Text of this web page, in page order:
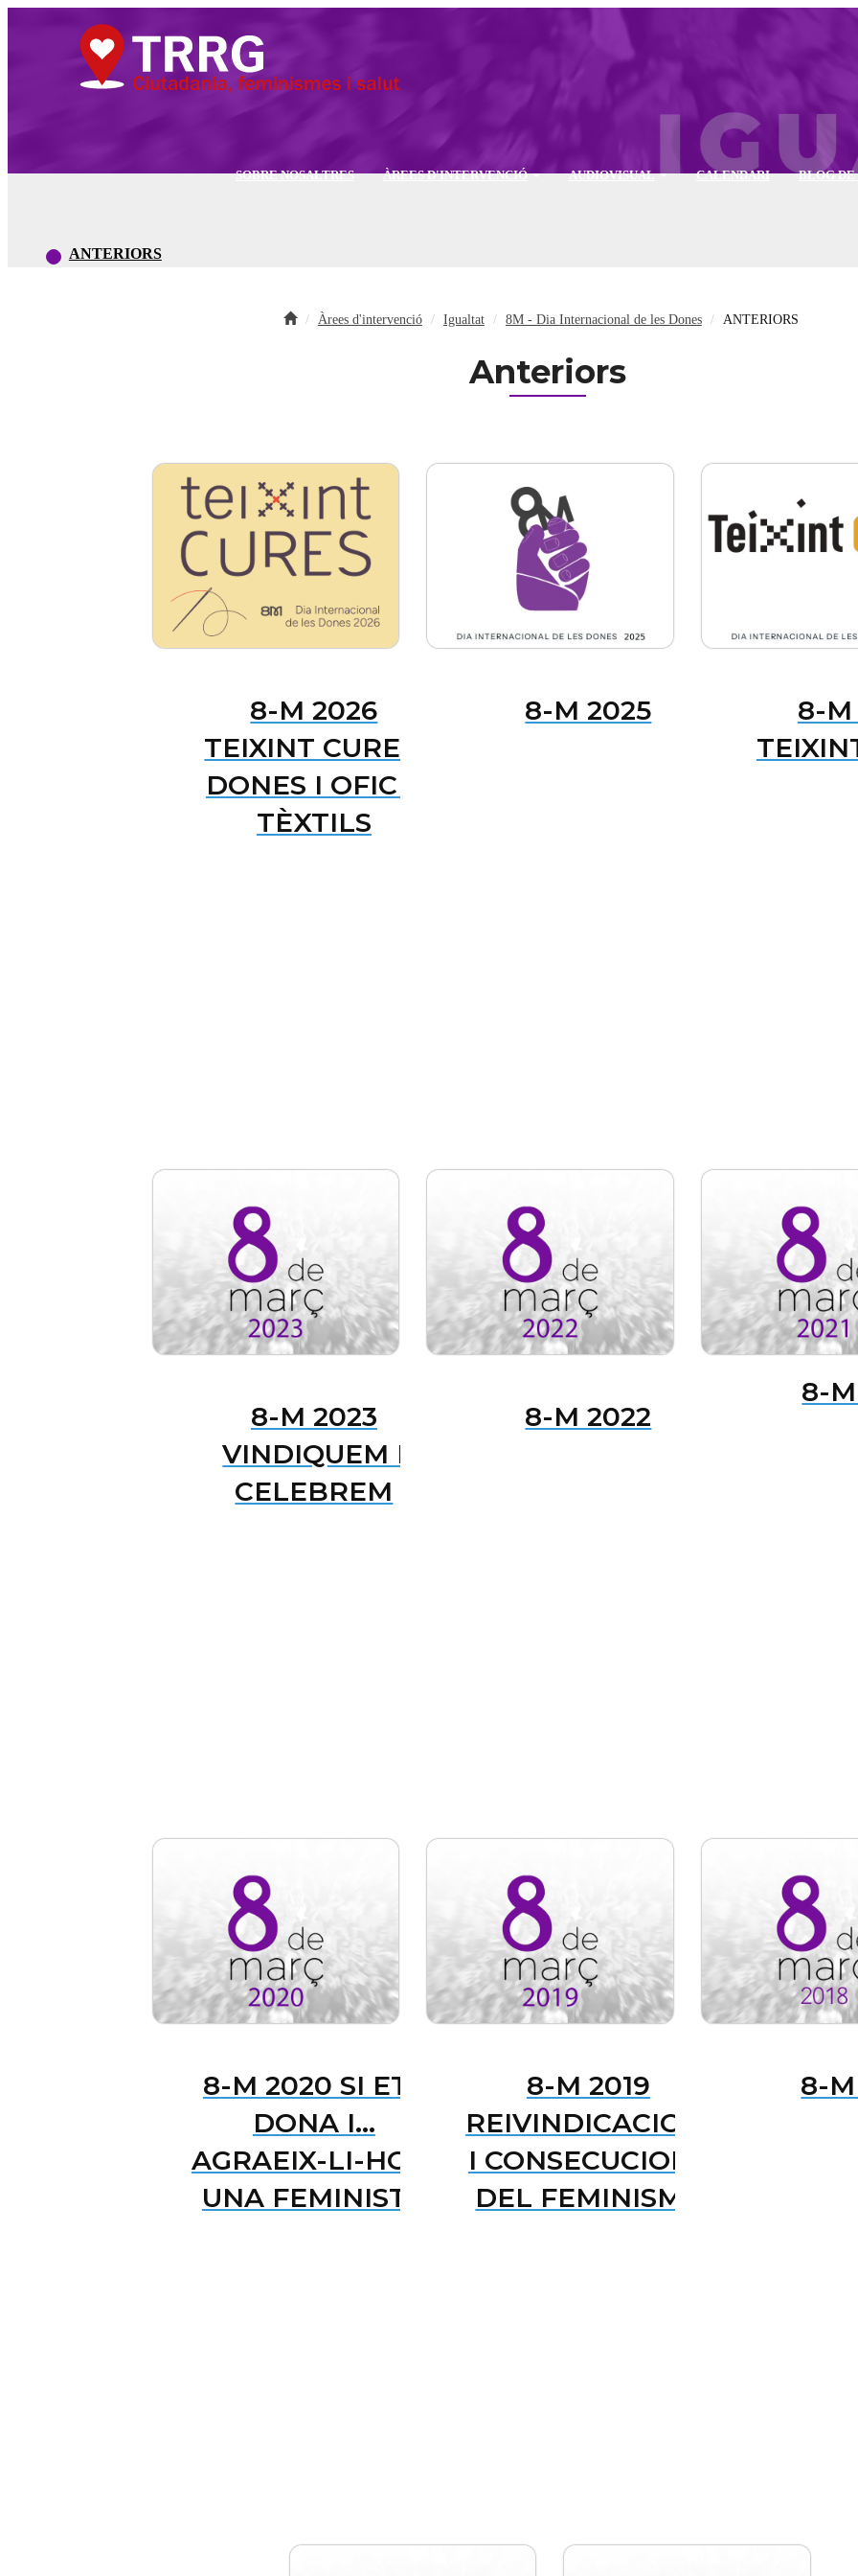
SOBRE NOSALTRES ÀREES D'INTERVENCIÓ AUDIOVISUAL CALENDARI BLOG DE
ANTERIORS
Àrees d'intervenció Igualtat 8M - Dia Internacional de les Dones ANTERIORS
Anteriors
8-M 2026
TEIXINT CURES:
DONES I OFICIS
TÈXTILS
8-M 2025
8-
8-M 2023
VINDIQUEM I
CELEBREM
8-M 2022
8-
8-M 2020 SI ETS
DONA I...
AGRAEIX-LI-HO A
UNA FEMINISTA
8-M 2019
REIVINDICACIONS
I CONSECUCIONS
DEL FEMINISME
8-